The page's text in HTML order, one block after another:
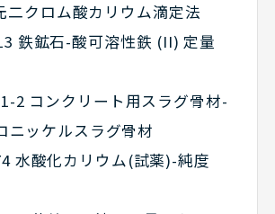
二クロム酸カリウム滴定法
鉄鉱石-酸可溶性鉄 (II) 定量
2 コンクリート用スラグ骨材-
ニッケルスラグ骨材
水酸化カリウム(試薬)-純度